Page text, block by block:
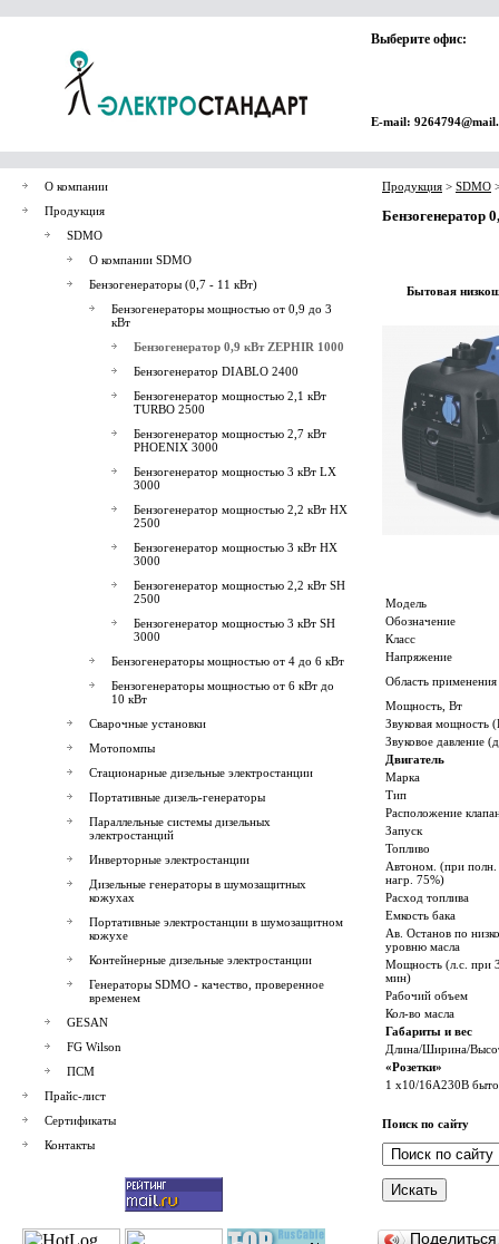
Выберите офис:
E-mail:
О компании
Продукция
SDMO
О компании SDMO
Бензогенераторы (0,7 - 11 кВт)
Бензогенераторы мощностью от 0,9 до 3
кВт
Бензогенератор 0,9 кВт ZEPHIR 1000
Бензогенератор DIABLO 2400
Бензогенератор мощностью 2,1 кВт
TURBO 2500
Бензогенератор мощностью 2,7 кВт
PHOENIX 3000
Бензогенератор мощностью 3 кВт LX
3000
Бензогенератор мощностью 2,2 кВт HX
2500
Бензогенератор мощностью 3 кВт HX
3000
Бензогенератор мощностью 2,2 кВт SH
2500
Бензогенератор мощностью 3 кВт SH
3000
Бензогенераторы мощностью от 4 до 6 кВт
Бензогенераторы мощностью от 6 кВт до
10 кВт
Сварочные установки
Мотопомпы
Стационарные дизельные электростанции
Портативные дизель-генераторы
Параллельные системы дизельных
электростанций
Инверторные электростанции
Дизельные генераторы в шумозащитных
кожухах
Портативные электростанции в шумозащитном
кожухе
Контейнерные дизельные электростанции
Генераторы SDMO - качество, проверенное
временем
GESAN
FG Wilson
ПСМ
Прайс-лист
Сертификаты
Контакты
Продукция > SDMO
Бензогенератор
Бытовая
Модель
Обозначение
Класс
Напряжение
Область применения
Мощность, Вт
Звуковая мощность
Звуковое давление
Двигатель
Марка
Тип
Расположение
Запуск
Топливо
Автоном. (при полн.
нагр. 75%)
Расход топлива
Емкость бака
Ав. Останов по
уровню масла
Мощность (л.с. при
мин)
Рабочий объем
Кол-во масла
Габариты и вес
Длина/Ширина/
«Розетки»
1 x10/16A230В
Поиск по сайту